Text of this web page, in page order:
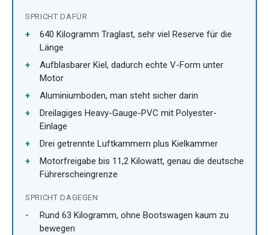
SPRICHT DAFÜR
640 Kilogramm Traglast, sehr viel Reserve für die
Länge
Aufblasbarer Kiel, dadurch echte V-Form unter
Motor
Aluminiumboden, man steht sicher darin
Dreilagiges Heavy-Gauge-PVC mit Polyester-
Einlage
Drei getrennte Luftkammern plus Kielkammer
Motorfreigabe bis 11,2 Kilowatt, genau die deutsche
Führerscheingrenze
SPRICHT DAGEGEN
Rund 63 Kilogramm, ohne Bootswagen kaum zu
bewegen